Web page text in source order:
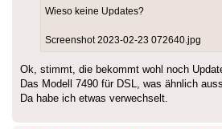
Wieso keine Updates?
Screenshot 2023-02-23 072640.jpg
Ok, stimmt, die bekommt wohl noch
Das Modell 7490 für DSL, was ähnlich
Da habe ich etwas verwechselt.